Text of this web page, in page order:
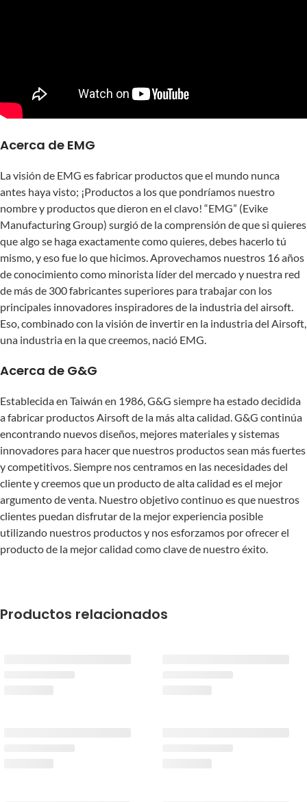
Acerca de EMG
La visión de EMG es fabricar productos que el mundo nunca
antes haya visto; ¡Productos a los que pondríamos nuestro
nombre y productos que dieron en el clavo! “EMG” (Evike
Manufacturing Group) surgió de la comprensión de que si quieres
que algo se haga exactamente como quieres, debes hacerlo tú
mismo, y eso fue lo que hicimos. Aprovechamos nuestros 16 años
de conocimiento como minorista líder del mercado y nuestra red
de más de 300 fabricantes superiores para trabajar con los
principales innovadores inspiradores de la industria del airsoft.
Eso, combinado con la visión de invertir en la industria del Airsoft,
una industria en la que creemos, nació EMG.
Acerca de G&G
Establecida en Taiwán en 1986, G&G siempre ha estado decidida
a fabricar productos Airsoft de la más alta calidad. G&G continúa
encontrando nuevos diseños, mejores materiales y sistemas
innovadores para hacer que nuestros productos sean más fuertes
y competitivos. Siempre nos centramos en las necesidades del
cliente y creemos que un producto de alta calidad es el mejor
argumento de venta. Nuestro objetivo continuo es que nuestros
clientes puedan disfrutar de la mejor experiencia posible
utilizando nuestros productos y nos esforzamos por ofrecer el
producto de la mejor calidad como clave de nuestro éxito.
Productos relacionados